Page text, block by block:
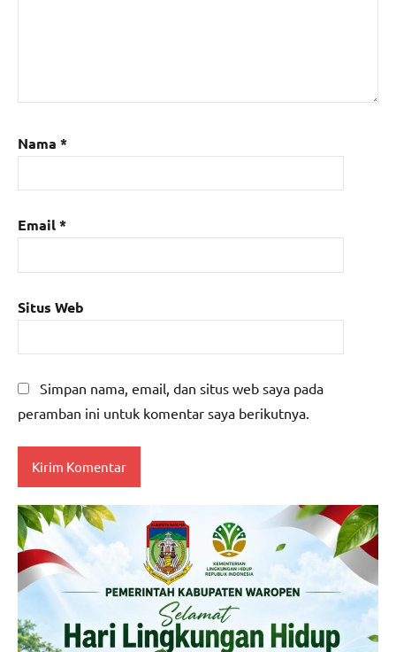
Nama *
Email*
Situs Web
Simpan nama, email, dan situs web saya pada
peramban ini untuk komentar saya berikutnya.